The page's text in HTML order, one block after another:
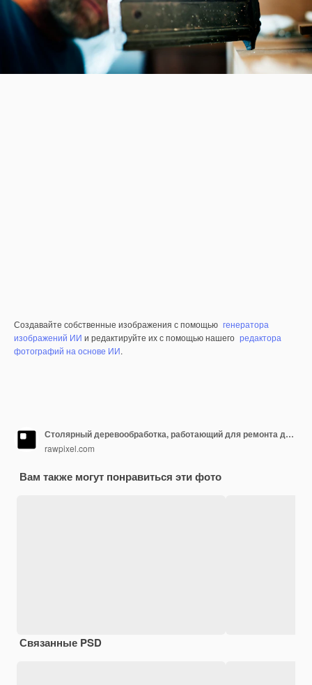
Создавайте собственные изображения с помощью генератора
изображений ИИ и редактируйте их с помощью нашего редактора
фотографий на основе ИИ.
Столярный деревообработка, работающий для ремонта дома
rawpixel.com
Вам также могут понравиться эти фото
Связанные PSD